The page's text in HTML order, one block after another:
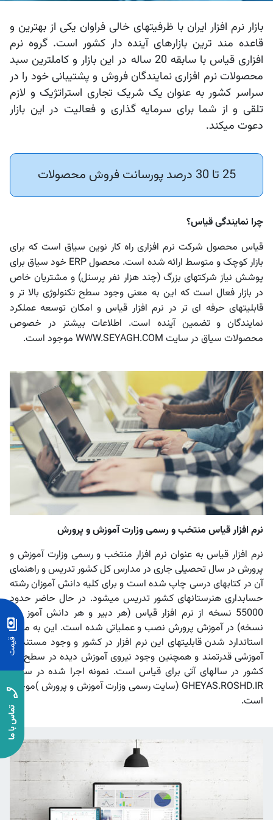
درآمد و هزینه خدمات با گزارش‌های شفاف و کاربردی
تولید
و دستمزد
خدمات
و پرداخت
بازار نرم افزار ایران با ظرفیتهای خالی فراوان یکی از بهترین و
قاعده مند ترین بازارهای آینده دار کشور است. گروه نرم
افزاری قیاس با سابقه 20 ساله در این بازار و کاملترین سبد
محصولات نرم افزاری نمایندگان فروش و پشتیبانی خود را در
سراسر کشور به عنوان یک شریک تجاری استراتژیک و لازم
تلقی و از شما برای سرمایه گذاری و فعالیت در این بازار
دعوت میکند.
25 تا 30 درصد پورسانت فروش محصولات
چرا نمایندگی قیاس؟
قیاس محصول شرکت نرم افزاری راه کار نوین سیاق است که برای
بازار کوچک و متوسط ارائه شده است. محصول ERP خود سیاق برای
پوشش نیاز شرکتهای بزرگ (چند هزار نفر پرسنل) و مشتریان خاص
در بازار فعال است که این به معنی وجود سطح تکنولوژی بالا تر و
قابلیتهای حرفه ای تر در نرم افزار قیاس و امکان توسعه عملکرد
نمایندگان و تضمین آینده است. اطلاعات بیشتر در خصوص
محصولات سیاق در سایت WWW.SEYAGH.COM موجود است.
نرم افزار قیاس منتخب و رسمی وزارت آموزش و پرورش
نرم افزار قیاس به عنوان نرم افزار منتخب و رسمی وزارت آموزش و
پرورش در سال تحصیلی جاری در مدارس کل کشور تدریس و راهنمای
آن در کتابهای درسی چاپ شده است و برای کلیه دانش آموزان رشته
حسابداری هنرستانهای کشور تدریس میشود. در حال حاضر حدود
55000 نسخه از نرم افزار قیاس (هر دبیر و هر دانش آموز یک
نسخه) در آموزش پرورش نصب و عملیاتی شده است. این به معنی
استاندارد شدن قابلیتهای این نرم افزار در کشور و وجود مستندات
آموزشی قدرتمند و همچنین وجود نیروی آموزش دیده در سطح کل
کشور در سالهای آتی برای قیاس است. نمونه اجرا شده در سایت
GHEYAS.ROSHD.IR (سایت رسمی وزارت آموزش و پرورش )موجود
است.